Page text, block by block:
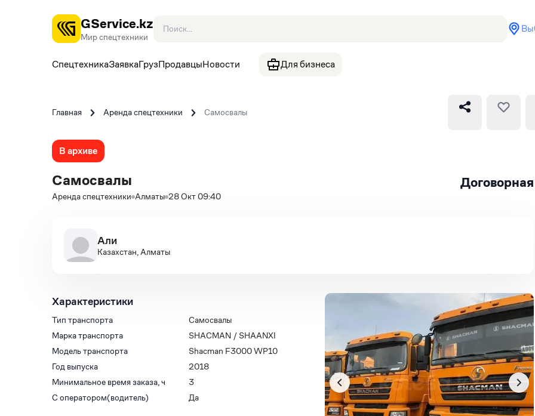
GService.kz
Мир спецтехники
СпецтехникаЗаявкаГрузПродавцыНовости Для бизнеса
Главная Аренда спецтехники Самосвалы
В архиве
Самосвалы
Аренда спецтехники Алматы 28 Окт 09:40
Договорная
Али
Казахстан, Алматы
Характеристики
Тип транспорта
Самосвалы
Марка транспорта
SHACMAN / SHAANXI
Модель транспорта
Shacman F3000 WP10
Год выпуска
2018
Минимальное время заказа, ч
3
С оператором(водитель)
Да